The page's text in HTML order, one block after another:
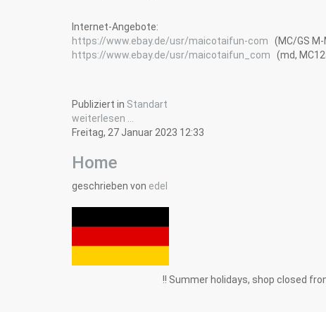
Internet-Angebote:
https://www.ebay.de/usr/maicotaifun-com (MC/GS
https://www.ebay.de/usr/maicotaifun_com (md,
Publiziert in Standart
weiterlesen ...
Freitag, 27 Januar 2023 12:33
Home
geschrieben von edel
!! Summer holidays, shop closed from